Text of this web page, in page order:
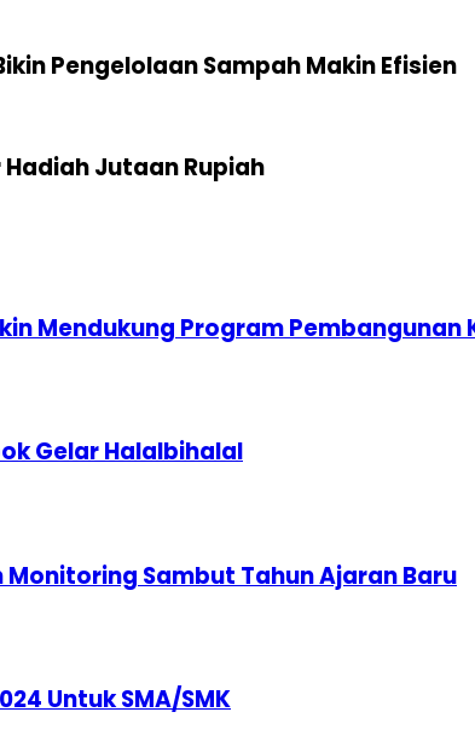
Pengelolaan Sampah Makin Efisien
Jutaan Rupiah
Mendukung Program Pembangunan
Gelar Halalbihalal
Monitoring Sambut Tahun Ajaran Baru
Untuk SMA/SMK